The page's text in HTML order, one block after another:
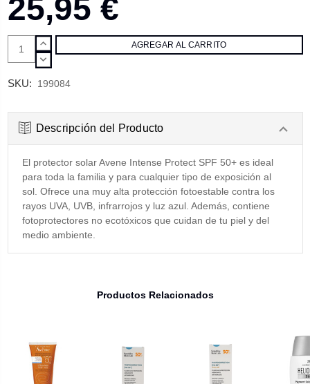
25,95 €
AUMENTAR
CANTIDAD:
DISMINUIR
SKU: 199084
Descripción del Producto
El protector solar Avene Intense Protect SPF 50+ es ideal
para toda la familia y para cualquier tipo de exposición al
sol. Ofrece una muy alta protección fotoestable contra los
rayos UVA, UVB, infrarrojos y luz azul. Además, contiene
fotoprotectores no ecotóxicos que cuidan de tu piel y del
medio ambiente.
Productos Relacionados